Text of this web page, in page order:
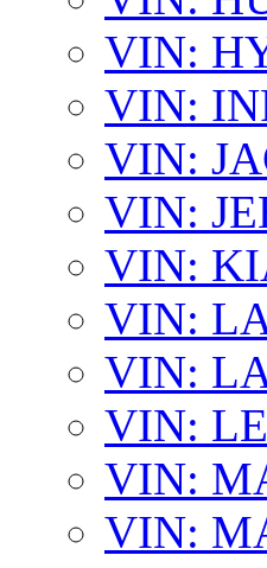
VIN:
VIN:
VIN:
VIN:
VIN:
VIN:
VIN:
VIN:
VIN:
VIN: